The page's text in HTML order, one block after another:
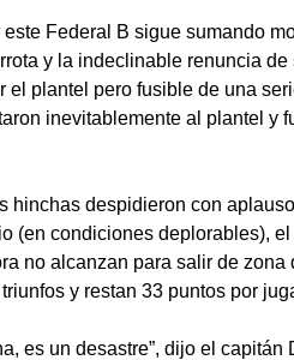
Federal B sigue sumando
y la indeclinable renuncia
el plantel pero fusible de una
inevitablemente al plantel y
hinchas despidieron con
(en condiciones deplorables),
no alcanzan para salir de
y restan 33 puntos por
es un desastre”, dijo el